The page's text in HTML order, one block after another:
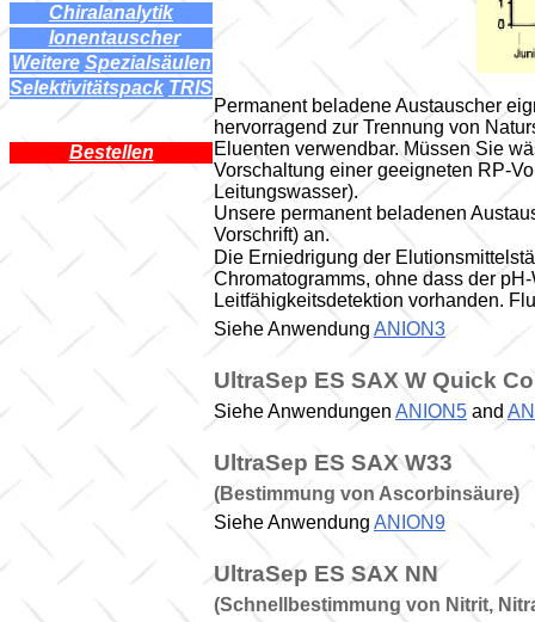
Chiralanalytik
Ionentauscher.
Weiterel Spezialsäulen
Selektivitätspack TRIS
Bestellen
Permanent beladene Austauscher
hervorragend zur Trennung von
Eluenten verwendbar. Müssen Sie
Vorschaltung einer geeigneten RP-
Leitungswasser).
Unsere permanent beladenen
Vorschrift) an.
Die Erniedrigung der
Chromatogramms, ohne dass der
Leitfähigkeitsdetektion vorhanden.
Siehe Anwendung ANION3
UltraSep ES SAX W Quick
Siehe Anwendungen ANION5 and
UltraSep ES SAX W33
(Bestimmung von Ascorbinsäure)
Siehe Anwendung ANION9
UltraSep ES SAX NN
(Schnellbestimmung von Nitrit,